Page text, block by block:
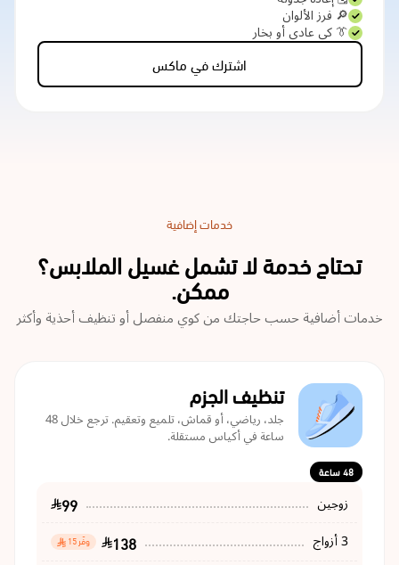
🔎 فرز الألوان
👔 كي عادي أو بخار
اشترك في ماكس
خدمات إضافية
تحتاج خدمة لا تشمل غسيل الملابس؟
ممكن.
خدمات أضافية حسب حاجتك من كوي منفصل أو تنظيف أحذية وأكثر
تنظيف الجزم
جلد، رياضي، أو قماش، تلميع وتعقيم. ترجع خلال 48
ساعة في أكياس مستقلة.
48 ساعة
زوجين 99
3 أزواج 138 وفّر 15